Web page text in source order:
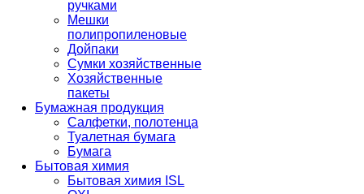
ручками
Мешки
полипропиленовые
Дойпаки
Сумки хозяйственные
Хозяйственные
пакеты
Бумажная продукция
Салфетки, полотенца
Туалетная бумага
Бумага
Бытовая химия
Бытовая химия ISL